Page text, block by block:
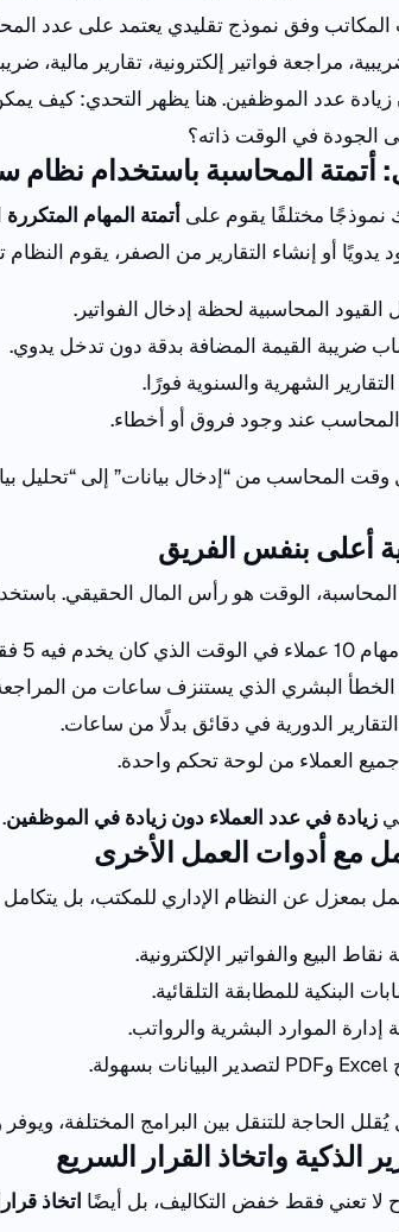
وفق نموذج تقليدي يعتمد على عدد
مراجعة فواتير إلكترونية، تقارير مالية،
زيادة عدد الموظفين. هنا يظهر التحدي: كيف
الجودة في الوقت ذاته؟
أتمتة المحاسبة باستخدام نظام
مختلفًا يقوم على أتمتة المهام المتكررة
يدويًا أو إنشاء التقارير من الصفر، يقوم النظام
القيود المحاسبية لحظة إدخال الفواتير.
ضريبة القيمة المضافة بدقة دون تدخل يدوي.
التقارير الشهرية والسنوية فورًا.
المحاسب عند وجود فروق أو أخطاء.
وقت المحاسب من “إدخال بيانات” إلى “تحليل
أعلى بنفس الفريق
الوقت هو رأس المال الحقيقي.
10 عملاء في الوقت الذي كان يخدم فيه 5
الخطأ البشري الذي يستنزف ساعات من
الدورية في دقائق بدلًا من ساعات.
جميع العملاء من لوحة تحكم واحدة.
زيادة في عدد العملاء دون زيادة في الموظفين.
مع أدوات العمل الأخرى
بمعزل عن النظام الإداري للمكتب، بل يتكامل
نقاط البيع والفواتير الإلكترونية.
البنكية للمطابقة التلقائية.
إدارة الموارد البشرية والرواتب.
Excel وPDF لتصدير البيانات بسهولة.
يُقلل الحاجة للتنقل بين البرامج المختلفة، ويوفر
الذكية واتخاذ القرار السريع
لا تعني فقط خفض التكاليف، بل أيضًا اتخاذ